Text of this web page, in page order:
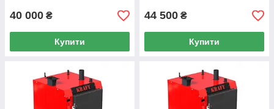
40 000 ₴
Купити
44 500 ₴
Купити